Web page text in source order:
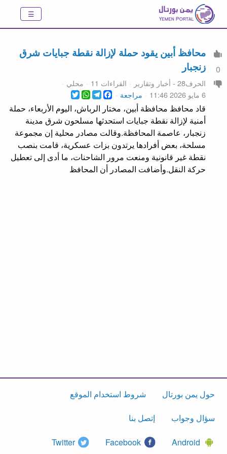
0
محافظ أبين يقود حملة لإزالة نقطة جبايات شرق
زنجبار
الحرف28 - أخبار وتقارير القراءات 11
محلي
6 مايو 2026 11:46
مراجعة Twitter
WhatsApp
Telegram
Facebook
قاد محافظ محافظة أبين، مختار الرباش، اليوم الأربعاء، حملة
أمنية لإزالة نقطة جبايات استحدثها مسلحون شرق مدينة
زنجبار، عاصمة المحافظة.وقالت مصادر محلية إن مجموعة
مسلحة، بعض أفرادها يرتدون بزات عسكرية، قامت بنصب
نقطة غير قانونية ومنعت مرور الشاحنات، ما أدى إلى تعطيل
حركة النقل.وأضافت المصادر أن المحافظ
حول يمن بورتال شروط استخدام الموقع
سؤال وجواب إتصل بنا
Android
Facebook
Twitter